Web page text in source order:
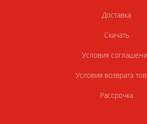
Доставка
Скачать
Условия
Условия возврата
Рассрочка